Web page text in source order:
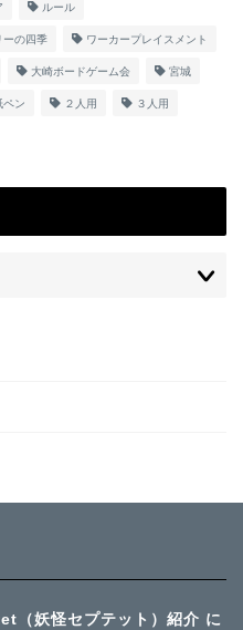
ルール
ーの四季 ワーカープレイスメント
大崎ボードゲーム会 宮城
ペン ２人用 ３人用
（妖怪セプテット）紹介 に